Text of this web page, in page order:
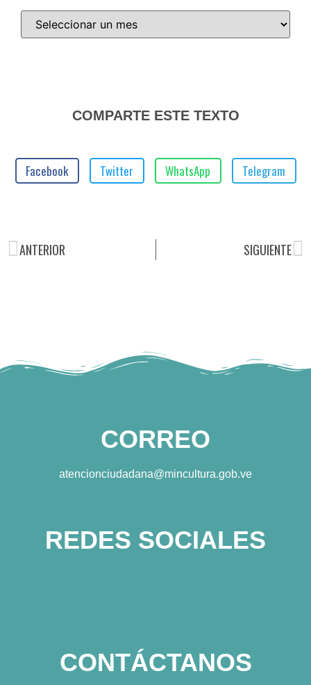
COMPARTE ESTE TEXTO
Facebook Twitter WhatsApp Telegram
ANTERIOR SIGUIENTE
CORREO
atencionciudadana@mincultura.gob.ve
REDES SOCIALES
CONTÁCTANOS